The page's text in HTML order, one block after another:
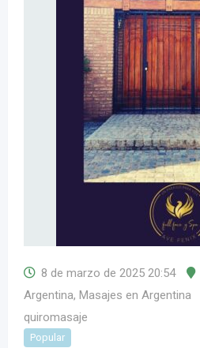
8 de marzo de 2025 20:54
Argentina, Masajes en Argentina
quiromasaje
Popular